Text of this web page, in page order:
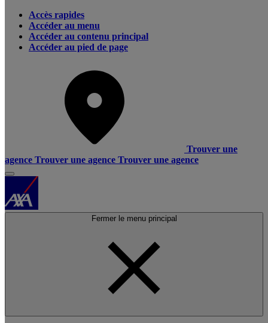
Accès rapides
Accéder au menu
Accéder au contenu principal
Accéder au pied de page
Trouver une
agence Trouver une agence Trouver une agence
Fermer le menu principal